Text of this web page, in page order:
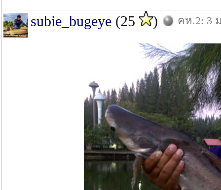
subie_bugeye (25 ) คห.2: 3